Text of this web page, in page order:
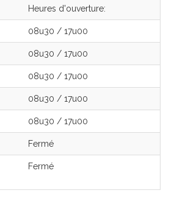
Heures d'ouverture:
08u30 /17u00
08u30 /17u00
08u30 /17u00
08u30 /17u00
08u30 /17u00
Fermé
Fermé